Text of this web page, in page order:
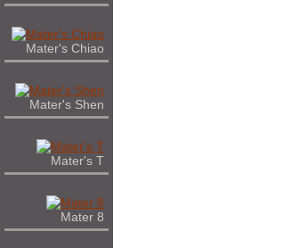
Mater's Chiao
Mater's Shen
Mater's T
Mater 8